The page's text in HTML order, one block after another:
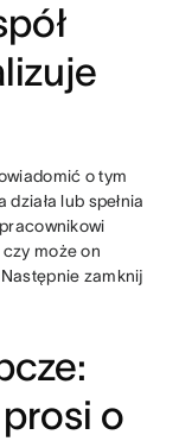
o tym
lub spełnia
może on
zamknij
o